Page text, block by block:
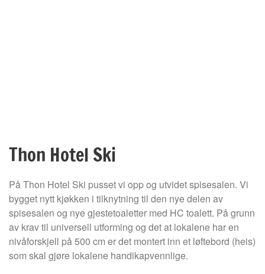
Thon Hotel Ski
På Thon Hotel Ski pusset vi opp og utvidet spisesalen. Vi
bygget nytt kjøkken i tilknytning til den nye delen av
spisesalen og nye gjestetoaletter med HC toalett. På grunn
av krav til universell utforming og det at lokalene har en
nivåforskjell på 500 cm er det montert inn et løftebord (heis)
som skal gjøre lokalene handikapvennlige.